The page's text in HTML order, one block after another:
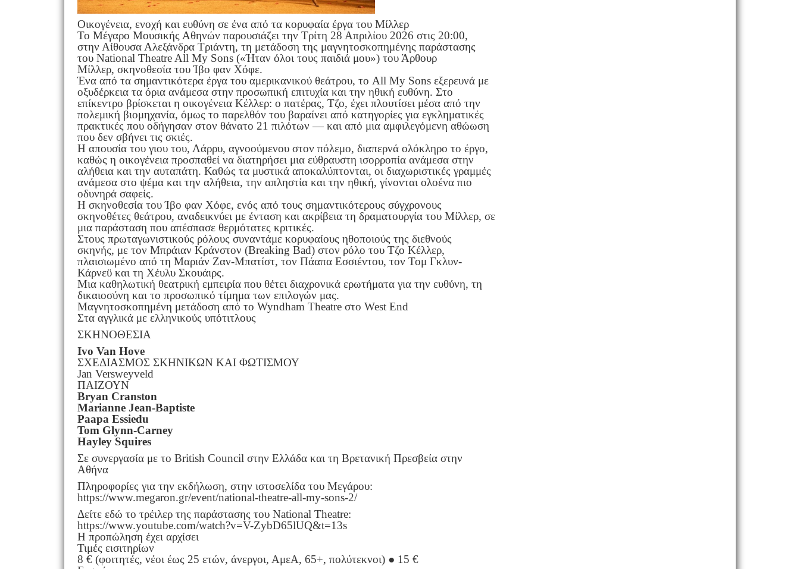
Οικογένεια, ενοχή και ευθύνη σε ένα από τα κορυφαία έργα του Μίλλερ
Το Μέγαρο Μουσικής Αθηνών παρουσιάζει την Τρίτη 28 Απριλίου 2026 στις 20:00,
στην Αίθουσα Αλεξάνδρα Τριάντη, τη μετάδοση της μαγνητοσκοπημένης παράστασης
του National Theatre All My Sons («Ήταν όλοι τους παιδιά μου») του Άρθουρ
Μίλλερ, σκηνοθεσία του Ίβο φαν Χόφε.
Ένα από τα σημαντικότερα έργα του αμερικανικού θεάτρου, το All My Sons εξερευνά με
οξυδέρκεια τα όρια ανάμεσα στην προσωπική επιτυχία και την ηθική ευθύνη. Στο
επίκεντρο βρίσκεται η οικογένεια Κέλλερ: ο πατέρας, Τζο, έχει πλουτίσει μέσα από την
πολεμική βιομηχανία, όμως το παρελθόν του βαραίνει από κατηγορίες για εγκληματικές
πρακτικές που οδήγησαν στον θάνατο 21 πιλότων — και από μια αμφιλεγόμενη αθώωση
που δεν σβήνει τις σκιές.
Η απουσία του γιου του, Λάρρυ, αγνοούμενου στον πόλεμο, διαπερνά ολόκληρο το έργο,
καθώς η οικογένεια προσπαθεί να διατηρήσει μια εύθραυστη ισορροπία ανάμεσα στην
αλήθεια και την αυταπάτη. Καθώς τα μυστικά αποκαλύπτονται, οι διαχωριστικές γραμμές
ανάμεσα στο ψέμα και την αλήθεια, την απληστία και την ηθική, γίνονται ολοένα πιο
οδυνηρά σαφείς.
Η σκηνοθεσία του Ίβο φαν Χόφε, ενός από τους σημαντικότερους σύγχρονους
σκηνοθέτες θεάτρου, αναδεικνύει με ένταση και ακρίβεια τη δραματουργία του Μίλλερ, σε
μια παράσταση που απέσπασε θερμότατες κριτικές.
Στους πρωταγωνιστικούς ρόλους συναντάμε κορυφαίους ηθοποιούς της διεθνούς
σκηνής, με τον Μπράιαν Κράνστον (Breaking Bad) στον ρόλο του Τζο Κέλλερ,
πλαισιωμένο από τη Μαριάν Ζαν-Μπατίστ, τον Πάαπα Εσσιέντου, τον Τομ Γκλυν-
Κάρνεϋ και τη Χέυλυ Σκουάιρς.
Μια καθηλωτική θεατρική εμπειρία που θέτει διαχρονικά ερωτήματα για την ευθύνη, τη
δικαιοσύνη και το προσωπικό τίμημα των επιλογών μας.
Μαγνητοσκοπημένη μετάδοση από το Wyndham Theatre στο West End
Στα αγγλικά με ελληνικούς υπότιτλους
ΣΚΗΝΟΘΕΣΙΑ
Ivo Van Hove
ΣΧΕΔΙΑΣΜΟΣ ΣΚΗΝΙΚΩΝ ΚΑΙ ΦΩΤΙΣΜΟΥ
Jan Versweyveld
ΠΑΙΖΟΥΝ
Bryan Cranston
Marianne Jean-Baptiste
Paapa Essiedu
Tom Glynn-Carney
Hayley Squires
Σε συνεργασία με το British Council στην Ελλάδα και τη Βρετανική Πρεσβεία στην
Αθήνα
Πληροφορίες για την εκδήλωση, στην ιστοσελίδα του Μεγάρου:
https://www.megaron.gr/event/national-theatre-all-my-sons-2/
Δείτε εδώ το τρέιλερ της παράστασης του National Theatre:
https://www.youtube.com/watch?v=V-ZybD65lUQ&t=13s
Η προπώληση έχει αρχίσει
Τιμές εισιτηρίων
8 € (φοιτητές, νέοι έως 25 ετών, άνεργοι, ΑμεΑ, 65+, πολύτεκνοι) ● 15 €